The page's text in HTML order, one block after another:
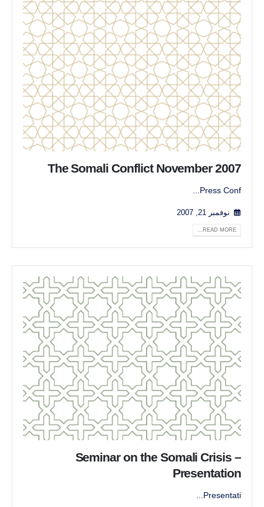
The Somali Conflict November 2007
Press Conf...
نوفمبر 21, 2007
READ MORE...
Seminar on the Somali Crisis –
Presentation
Presentati...